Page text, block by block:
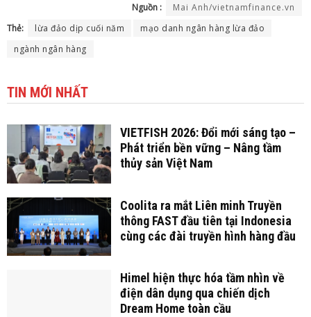
Nguồn :
Mai Anh/vietnamfinance.vn
Thẻ:
lừa đảo dịp cuối năm
mạo danh ngân hàng lừa đảo
ngành ngân hàng
TIN MỚI NHẤT
VIETFISH 2026: Đổi mới sáng tạo –
Phát triển bền vững – Nâng tầm
thủy sản Việt Nam
Coolita ra mắt Liên minh Truyền
thông FAST đầu tiên tại Indonesia
cùng các đài truyền hình hàng đầu
Himel hiện thực hóa tầm nhìn về
điện dân dụng qua chiến dịch
Dream Home toàn cầu